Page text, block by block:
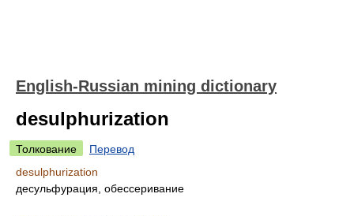
English-Russian mining dictionary
desulphurization
Толкование
Перевод
desulphurization
десульфурация, обессеривание